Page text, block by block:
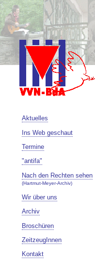
Aktuelles
Ins Web geschaut
Termine
"antifa"
Nach den Rechten sehen
(Hartmut-Meyer-Archiv)
Wir über uns
Archiv
Broschüren
ZeitzeugInnen
Kontakt